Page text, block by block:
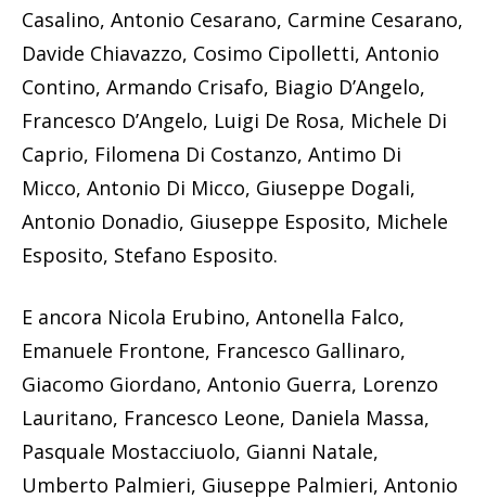
Casalino, Antonio Cesarano, Carmine Cesarano,
Davide Chiavazzo, Cosimo Cipolletti, Antonio
Contino, Armando Crisafo, Biagio D’Angelo,
Francesco D’Angelo, Luigi De Rosa, Michele Di
Caprio, Filomena Di Costanzo, Antimo Di
Micco, Antonio Di Micco, Giuseppe Dogali,
Antonio Donadio, Giuseppe Esposito, Michele
Esposito, Stefano Esposito.
E ancora Nicola Erubino, Antonella Falco,
Emanuele Frontone, Francesco Gallinaro,
Giacomo Giordano, Antonio Guerra, Lorenzo
Lauritano, Francesco Leone, Daniela Massa,
Pasquale Mostacciuolo, Gianni Natale,
Umberto Palmieri, Giuseppe Palmieri, Antonio